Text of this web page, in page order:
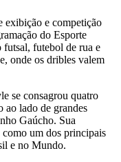
exibição e competição
do Esporte
futsal, futebol de rua e
onde os dribles valem
se consagrou quatro
ao lado de grandes
Gaúcho. Sua
um dos principais
e no Mundo.